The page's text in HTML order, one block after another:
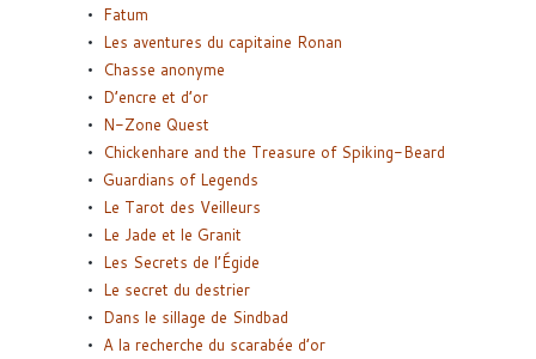
Fatum
Les aventures du capitaine Ronan
Chasse anonyme
D’encre et d’or
N-Zone Quest
Chickenhare and the Treasure of Spiking-Beard
Guardians of Legends
Le Tarot des Veilleurs
Le Jade et le Granit
Les Secrets de l’Égide
Le secret du destrier
Dans le sillage de Sindbad
A la recherche du scarabée d’or